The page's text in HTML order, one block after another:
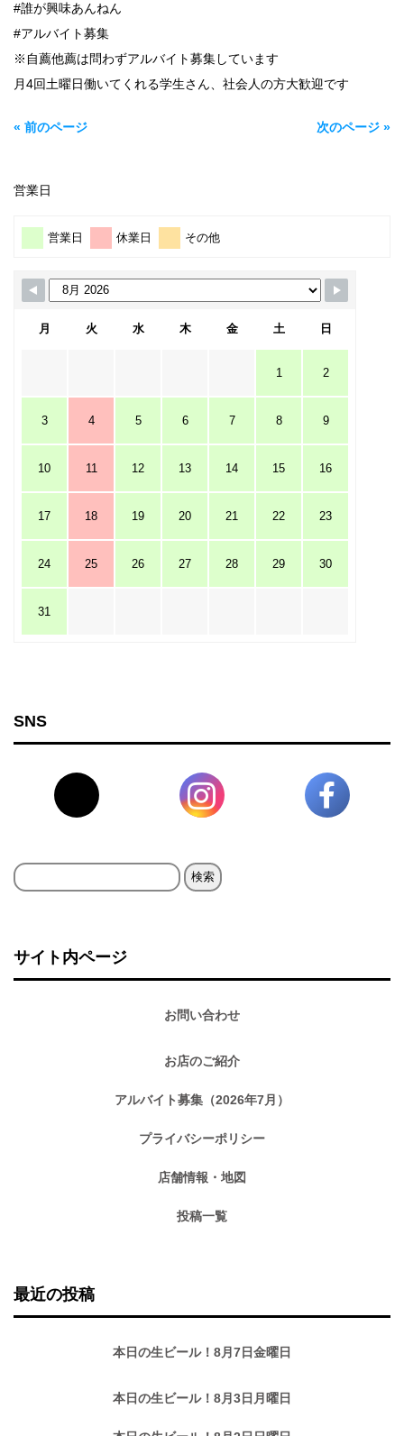
#誰が興味あんねん
#アルバイト募集
※自薦他薦は問わずアルバイト募集しています
月4回土曜日働いてくれる学生さん、社会人の方大歓迎です
« 前のページ 次のページ »
営業日
営業日 休業日 その他
月 火 水 木 金 土 日
1 2
3 4 5 6 7 8 9
10 11 12 13 14 15 16
17 18 19 20 21 22 23
24 25 26 27 28 29 30
31
SNS
検
サイト内ページ
お問い合わせ
お店のご紹介
アルバイト募集（2026年7月）
プライバシーポリシー
店舗情報・地図
投稿一覧
最近の投稿
本日の生ビール！8月7日金曜日
本日の生ビール！8月3日月曜日